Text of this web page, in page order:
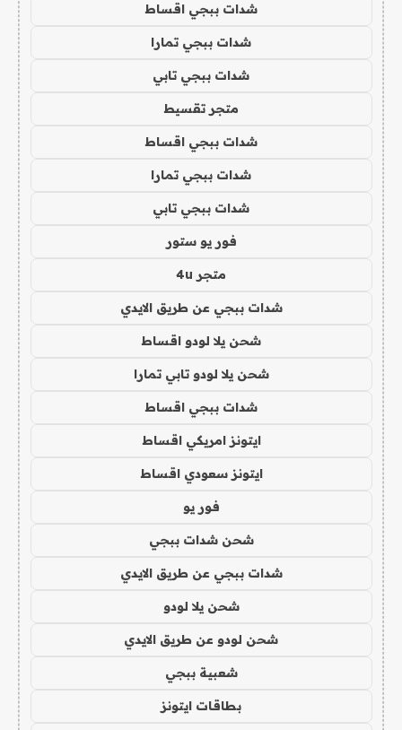
شدات ببجي اقساط
شدات ببجي تمارا
شدات ببجي تابي
متجر تقسيط
شدات ببجي اقساط
شدات ببجي تمارا
شدات ببجي تابي
فور يو ستور
متجر 4u
شدات ببجي عن طريق الايدي
شحن يلا لودو اقساط
شحن يلا لودو تابي تمارا
شدات ببجي اقساط
ايتونز امريكي اقساط
ايتونز سعودي اقساط
فور يو
شحن شدات ببجي
شدات ببجي عن طريق الايدي
شحن يلا لودو
شحن لودو عن طريق الايدي
شعبية ببجي
بطاقات ايتونز